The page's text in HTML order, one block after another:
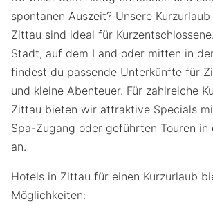
spontanen Auszeit? Unsere
Zittau sind ideal für
Stadt, auf dem Land oder mitten in
findest du passende Unterkünfte für
und kleine Abenteuer. Für zahlreiche
Zittau bieten wir attraktive Specials
Spa-Zugang oder geführten Touren in
an.
Hotels in Zittau für einen Kurzurlaub
Möglichkeiten: